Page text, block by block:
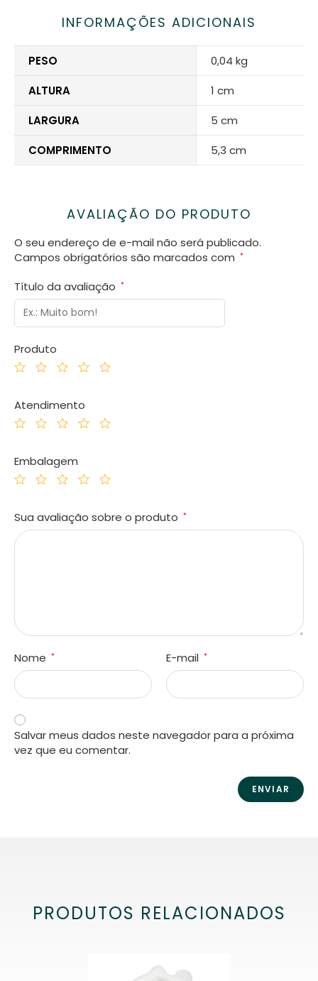
INFORMAÇÕES ADICIONAIS
PESO
0,04 kg
ALTURA
1 cm
LARGURA
5 cm
COMPRIMENTO
5,3 cm
AVALIAÇÃO DO PRODUTO
O seu endereço de e-mail não será publicado.
Campos obrigatórios são marcados com *
Título da avaliação *
Produto
Atendimento
Embalagem
Sua avaliação sobre o produto *
Nome * E-mail *
Salvar meus dados neste navegador para a próxima
vez que eu comentar.
PRODUTOS RELACIONADOS